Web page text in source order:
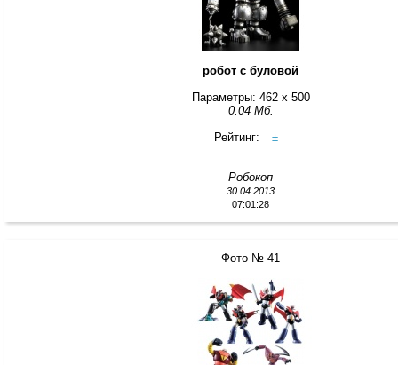
робот с буловой
Параметры: 462 x 500
0.04 Мб.
Рейтинг:
±
Робокоп
30.04.2013
07:01:28
Фото № 41